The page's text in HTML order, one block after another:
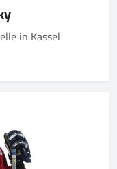
in Kassel